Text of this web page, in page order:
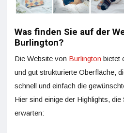
Was finden Sie auf der
Burlington?
Die Website von Burlington bietet
und gut strukturierte Oberfläche,
schnell und einfach die
Hier sind einige der Highlights,
erwarten: